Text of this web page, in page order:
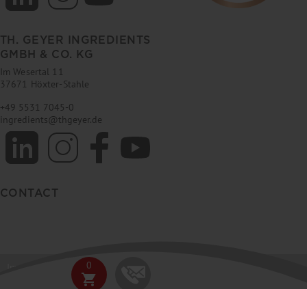
0
shopping_cart
TH. GEYER INGREDIENTS
GMBH & CO. KG
Im Wesertal 11
37671 Höxter-Stahle
+49 5531 7045-0
ingredients@thgeyer.de
CONTACT
Data privacy
© 2026 Th. Geyer GmbH & Co. KG / Th. Geyer Ingredients GmbH & Co. KG